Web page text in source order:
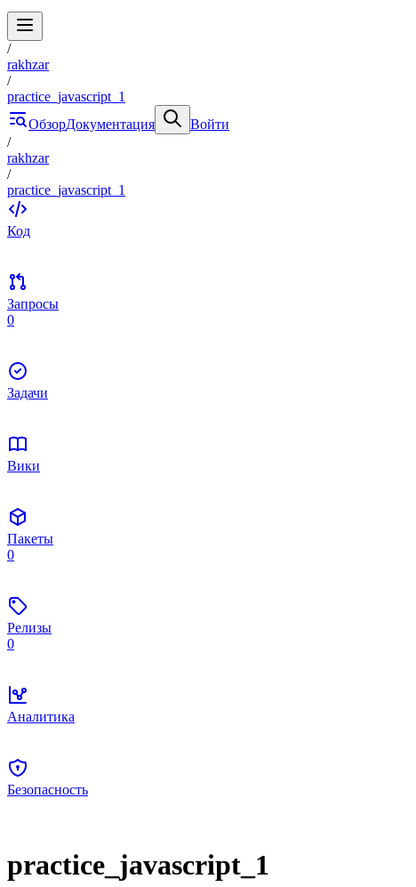
/
rakhzar
/
practice_javascript_1
ОбзорДокументация
Войти
/
rakhzar
/
practice_javascript_1
Код
Запросы
0
Задачи
Вики
Пакеты
0
Релизы
0
Аналитика
Безопасность
practice_javascript_1